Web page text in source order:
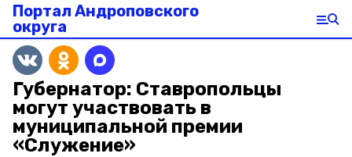
Портал Андроповского
округа
Губернатор: Ставропольцы
могут участвовать в
муниципальной премии
«Служение»